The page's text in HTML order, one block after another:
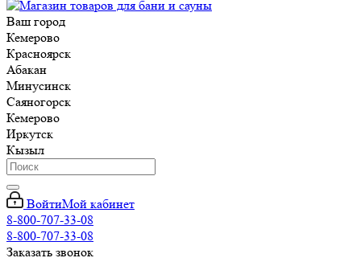
Ваш город
Кемерово
Красноярск
Абакан
Минусинск
Саяногорск
Кемерово
Иркутск
Кызыл
ВойтиМой кабинет
8-800-707-33-08
8-800-707-33-08
Заказать звонок